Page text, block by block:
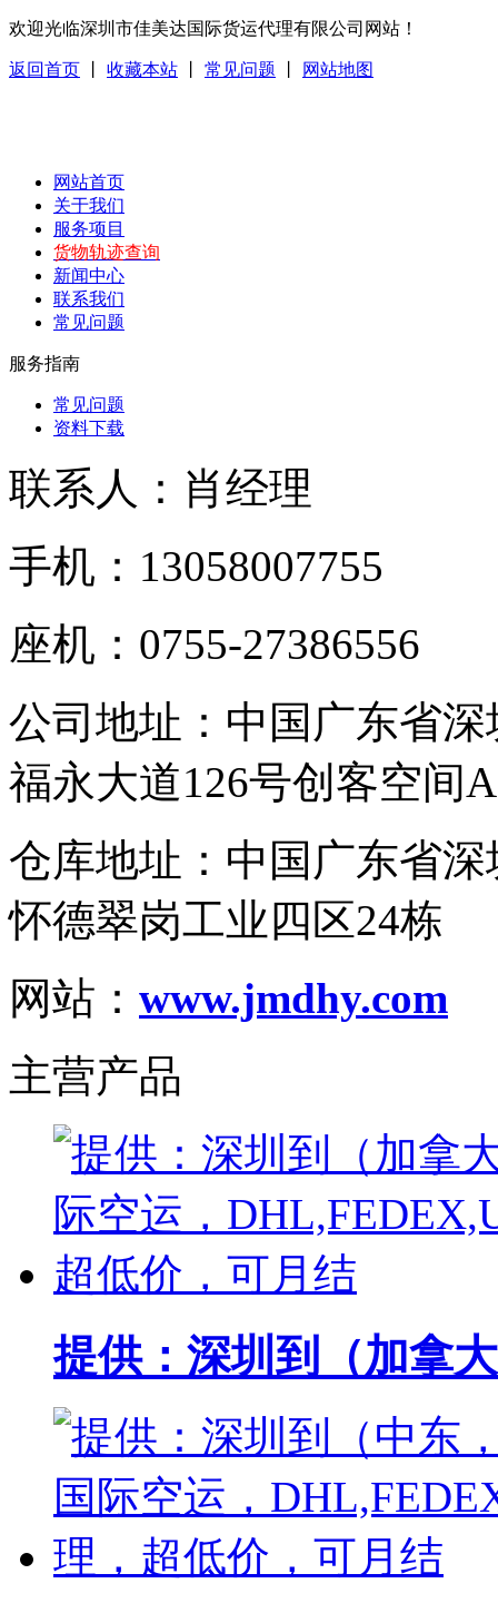
欢迎光临深圳市佳美达国际货运代理有限公司网站！
返回首页 收藏本站 常见问题 网站地图
网站首页
关于我们
服务项目
货物轨迹查询
新闻中心
联系我们
常见问题
服务指南
常见问题
资料下载
联系人：肖经理
手机：13058007755
座机：0755-27386556
公司地址：中国广东省
福永大道126号创客空间
仓库地址：中国广东省
怀德翠岗工业四区24栋
网站： www.jmdhy.com
主营产品
提供：深圳到（加拿